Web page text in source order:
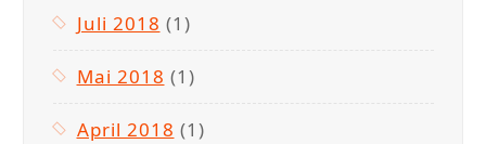
Juli 2018 (1)
Mai 2018 (1)
April 2018 (1)